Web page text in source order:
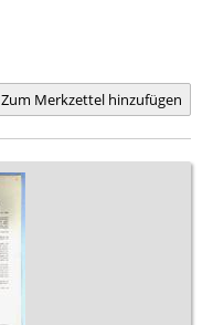
Zum Merkzettel hinzufügen